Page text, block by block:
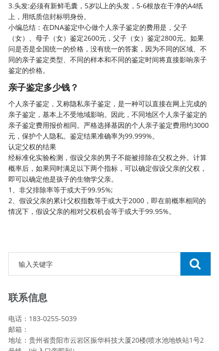
3.头发:必须有新鲜毛囊，5岁以上的头发，5-6根放在干净的A4纸
上，用纸质信封标明身份。
小编总结：在DNA鉴定中心做个人亲子鉴定的费用是，父子
（女）、母子（女）鉴定2600元，父子（女）鉴定2800元。如果
问是否是全国统一的价格，没有统一的答案，因为不同的区域、不
同的亲子鉴定类型、不同的样本和不同的鉴定时间将直接影响亲子
鉴定的价格。
亲子鉴定多少钱？
个人亲子鉴定 ，又称隐私亲子鉴定，是一种可以直接在网上完成的
亲子鉴定，基本上不受地域影响。因此，不同地区个人亲子鉴定的
亲子鉴定费用报价相同。严格选择基因的个人亲子鉴定费用约3000
元，保护个人隐私。鉴定结果准确率为99.999%。
认定父权的结果
经标准化实验检测，假设父亲的男子不能被排除在父权之外。计算
概率后，如果同时满足以下两个指标，可以确定假设父亲的父权，
即可以确定他是孩子的生物学父亲。
1、非父排除率等于或大于99.95%;
2、假设父亲的累计父权指数等于或大于2000，即在前概率相同的
情况下，假设父亲的相对父权机会等于或大于99.95%。
联系信息
电话：183-0255-5039
邮箱：
地址：贵州省贵阳市云岩区振华科技大厦20楼(喷水池地铁站1号2